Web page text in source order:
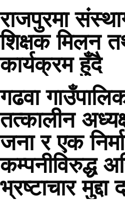
राजपुरमा
शिक्षक मिलन
कार्यक्रम हुँदै
गढवा
तत्कालीन
जना र एक
कम्पनीविरुद्ध
भ्रष्टाचार मुद्दा